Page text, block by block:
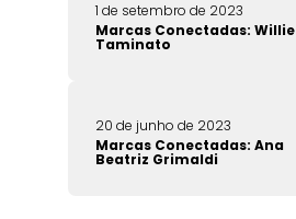
1 de setembro de 2023
Marcas Conectadas: Willie
Taminato
20 de junho de 2023
Marcas Conectadas: Ana
Beatriz Grimaldi